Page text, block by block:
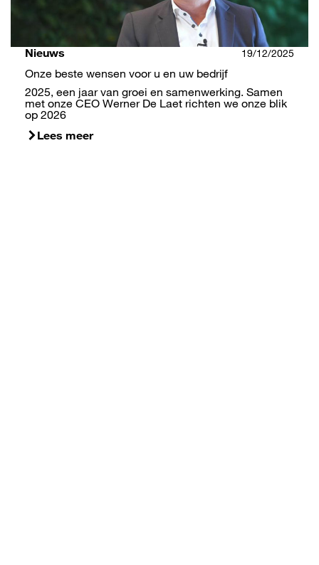
Nieuws 19/12/2025
Onze beste wensen voor u en uw bedrijf
2025, een jaar van groei en samenwerking. Samen
met onze CEO Werner De Laet richten we onze blik
op 2026
Lees meer